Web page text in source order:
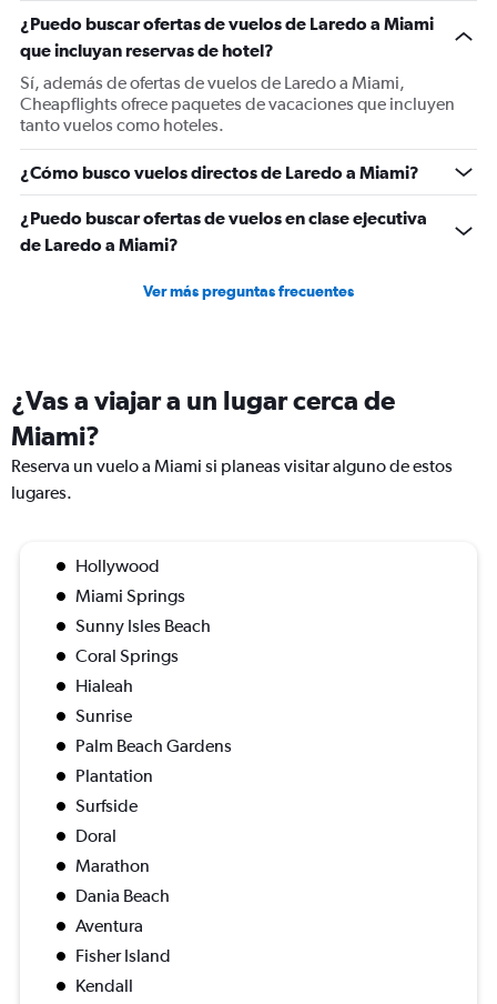
Y
axis
displaying
values.
Range:
0
1200.
¿Puedo buscar ofertas de vuelos de Laredo a Miami
que incluyan reservas de hotel?
Sí, además de ofertas de vuelos de Laredo a Miami,
Cheapflights ofrece paquetes de vacaciones que incluyen
tanto vuelos como hoteles.
¿Cómo busco vuelos directos de Laredo a Miami?
¿Puedo buscar ofertas de vuelos en clase ejecutiva
de Laredo a Miami?
Ver más preguntas frecuentes
¿Vas a viajar a un lugar cerca de
Miami?
Reserva un vuelo a Miami si planeas visitar alguno de estos
lugares.
Hollywood
Miami Springs
Sunny Isles Beach
Coral Springs
Hialeah
Sunrise
Palm Beach Gardens
Plantation
Surfside
Doral
Marathon
Dania Beach
Aventura
Fisher Island
Kendall